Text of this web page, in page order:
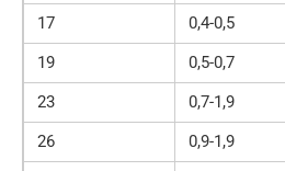
17
0,4-0,5
19
0,5-0,7
23
0,7-1,9
26
0,9-1,9